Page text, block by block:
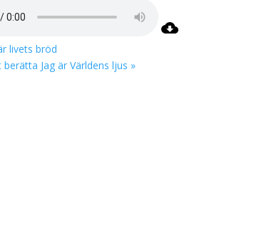
livets bröd
berätta Jag är Världens ljus »